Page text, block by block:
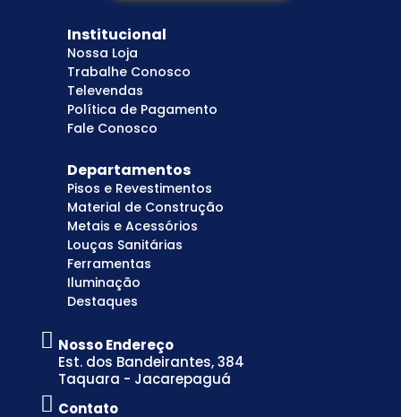
Institucional
Nossa Loja
Trabalhe Conosco
Televendas
Política de Pagamento
Fale Conosco
Departamentos
Pisos e Revestimentos
Material de Construção
Metais e Acessórios
Louças Sanitárias
Ferramentas
Iluminação
Destaques
Nosso Endereço
Est. dos Bandeirantes, 384
Taquara - Jacarepaguá
Contato